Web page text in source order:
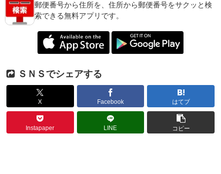
郵便番号から住所を、住所から郵便番号をサクッと検
索できる無料アプリです。
ＳＮＳでシェアする
X Facebook はてブ
Instapaper LINE コピー